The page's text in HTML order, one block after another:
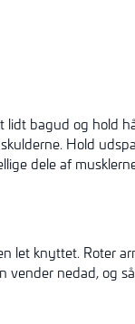
lidt bagud og hold
Hold
dele af
let knyttet. Roter
vender nedad, og